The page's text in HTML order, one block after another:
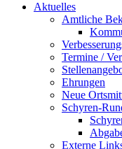
Aktuelles
Amtliche
Termine /
Ehrungen
Neue
Schyren-
Externe